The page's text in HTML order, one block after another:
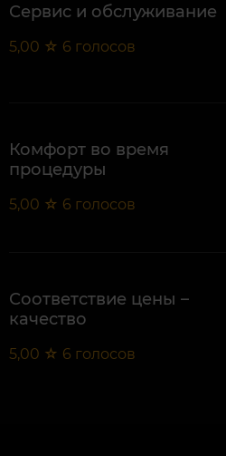
Сервис и обслуживание
5,00 ☆ 6 голосов
Комфорт во время
процедуры
5,00 ☆ 6 голосов
Соответствие цены –
качество
5,00 ☆ 6 голосов